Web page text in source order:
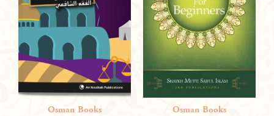
Osman Books Osman Books